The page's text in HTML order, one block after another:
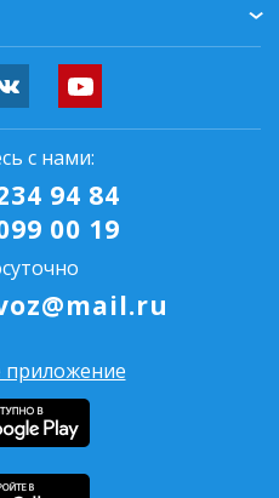
с нами:
94 84
00 19